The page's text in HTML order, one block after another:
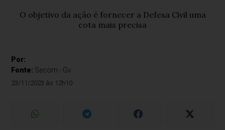
O objetivo da ação é fornecer a Defesa Civil uma
cota mais precisa
Por:
Fonte: Secom - Gv
23/11/2023 às 12h10